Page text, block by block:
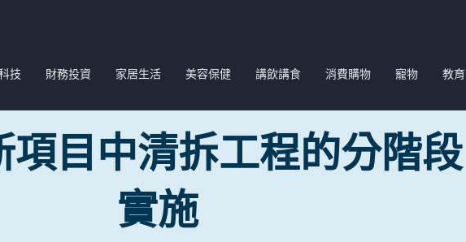
技 財務投資 家居生活 美容保健 講飲講食 消費購物 寵物 教育
項目中清拆工程的分階段
實施